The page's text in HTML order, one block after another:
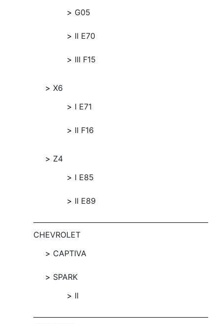
G05
II E70
III F15
X6
I E71
II F16
Z4
I E85
II E89
CHEVROLET
CAPTIVA
SPARK
II